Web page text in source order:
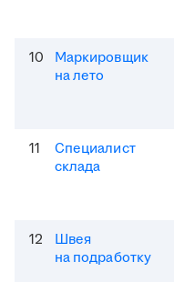
10
Маркировщик
на лето
11
Специалист
склада
12
Швея
на подработку